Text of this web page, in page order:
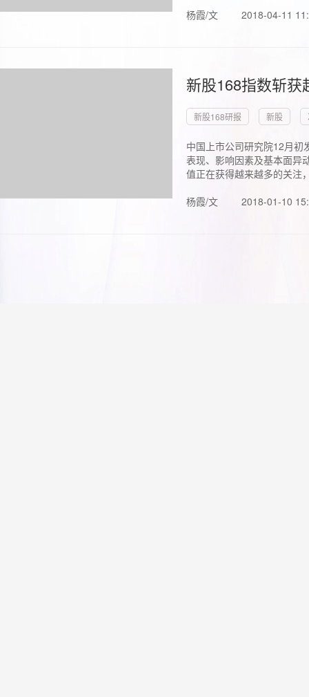
杨霞/文 2018-04-11
新股168指数斩
新股168研报 新股
中国上市公司研究院12月初
表现、影响因素及基本面异
值正在获得越来越多的关注
杨霞/文
2018-01-10